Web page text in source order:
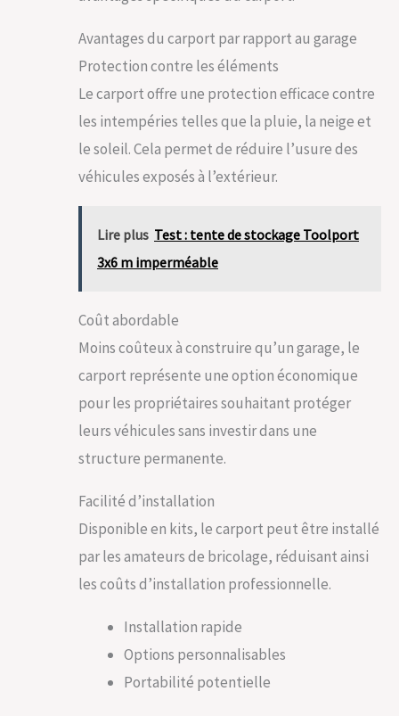
Avantages du carport par rapport au garage
Protection contre les éléments
Le carport offre une protection efficace contre
les intempéries telles que la pluie, la neige et
le soleil. Cela permet de réduire l’usure des
véhicules exposés à l’extérieur.
Lire plus Test : tente de stockage Toolport
3x6 m imperméable
Coût abordable
Moins coûteux à construire qu’un garage, le
carport représente une option économique
pour les propriétaires souhaitant protéger
leurs véhicules sans investir dans une
structure permanente.
Facilité d’installation
Disponible en kits, le carport peut être installé
par les amateurs de bricolage, réduisant ainsi
les coûts d’installation professionnelle.
Installation rapide
Options personnalisables
Portabilité potentielle